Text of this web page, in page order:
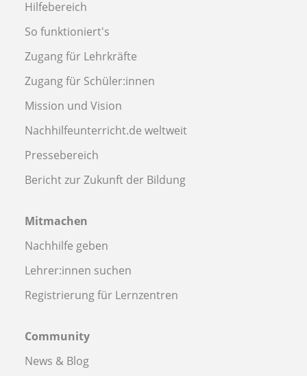
Hilfebereich
So funktioniert's
Zugang für Lehrkräfte
Zugang für Schüler:innen
Mission und Vision
Nachhilfeunterricht.de weltweit
Pressebereich
Bericht zur Zukunft der Bildung
Mitmachen
Nachhilfe geben
Lehrer:innen suchen
Registrierung für Lernzentren
Community
News & Blog